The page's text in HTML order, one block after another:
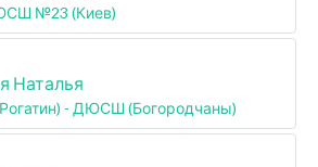
№23 (Киев)
Наталья
- ДЮСШ (Богородчаны)